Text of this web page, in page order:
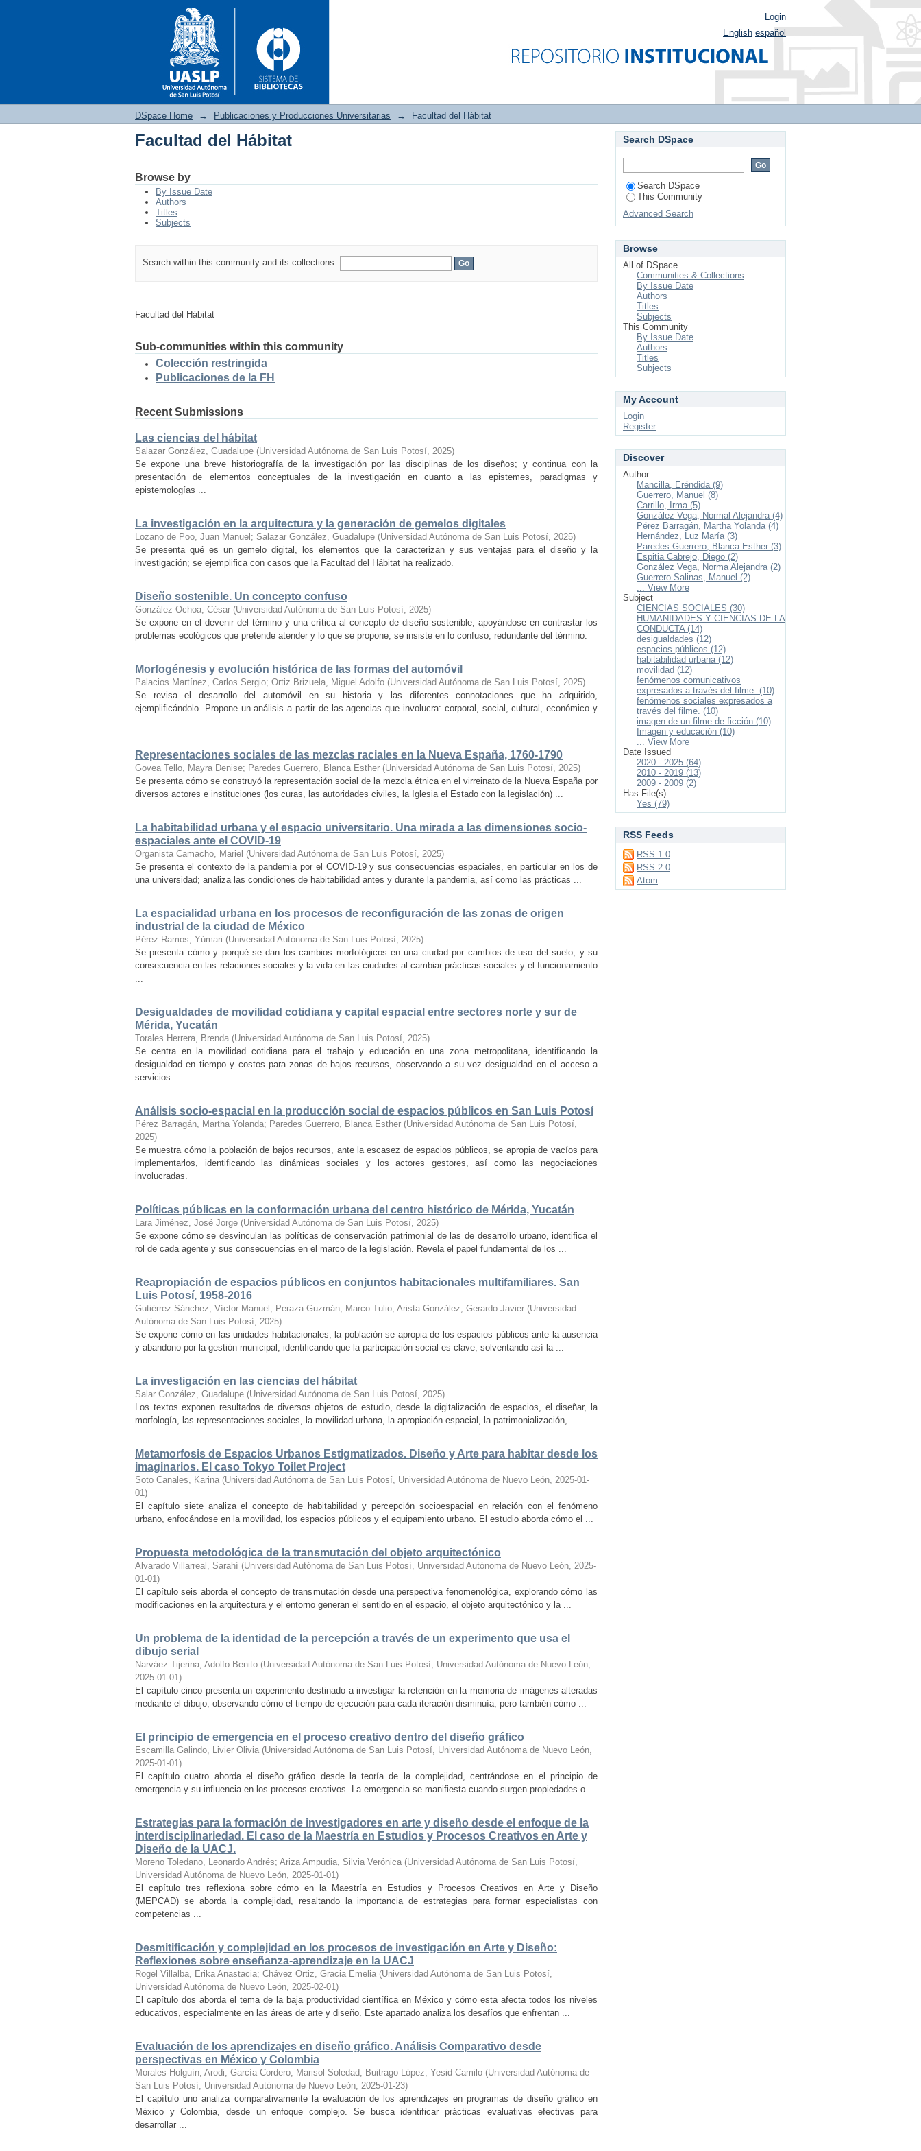
Login
English español
DSpace Home → Publicaciones y Producciones Universitarias → Facultad del Hábitat
Facultad del Hábitat
Browse by
By Issue Date
Authors
Titles
Subjects
Search within this community and its collections:
Facultad del Hábitat
Sub-communities within this community
Colección restringida
Publicaciones de la FH
Recent Submissions
Las ciencias del hábitat
Salazar González, Guadalupe (Universidad Autónoma de San Luis Potosí, 2025)
Se expone una breve historiografía de la investigación por las disciplinas de los diseños; y continua con la
presentación de elementos conceptuales de la investigación en cuanto a las epistemes, paradigmas y
epistemologías ...
La investigación en la arquitectura y la generación de gemelos digitales
Lozano de Poo, Juan Manuel ; Salazar González, Guadalupe (Universidad Autónoma de San Luis Potosí, 2025)
Se presenta qué es un gemelo digital, los elementos que la caracterizan y sus ventajas para el diseño y la
investigación; se ejemplifica con casos que la Facultad del Hábitat ha realizado.
Diseño sostenible. Un concepto confuso
González Ochoa, César (Universidad Autónoma de San Luis Potosí, 2025)
Se expone en el devenir del término y una crítica al concepto de diseño sostenible, apoyándose en contrastar los
problemas ecológicos que pretende atender y lo que se propone; se insiste en lo confuso, redundante del término.
Morfogénesis y evolución histórica de las formas del automóvil
Palacios Martínez, Carlos Sergio; Ortiz Brizuela, Miguel Adolfo (Universidad Autónoma de San Luis Potosí, 2025)
Se revisa el desarrollo del automóvil en su historia y las diferentes connotaciones que ha adquirido,
ejemplificándolo. Propone un análisis a partir de las agencias que involucra: corporal, social, cultural, económico y
...
Representaciones sociales de las mezclas raciales en la Nueva España, 1760-1790
Govea Tello, Mayra Denise; Paredes Guerrero, Blanca Esther (Universidad Autónoma de San Luis Potosí, 2025)
Se presenta cómo se construyó la representación social de la mezcla étnica en el virreinato de la Nueva España por
diversos actores e instituciones (los curas, las autoridades civiles, la Iglesia el Estado con la legislación) ...
La habitabilidad urbana y el espacio universitario. Una mirada a las dimensiones socio-
espaciales ante el COVID-19
Organista Camacho, Mariel (Universidad Autónoma de San Luis Potosí, 2025)
Se presenta el contexto de la pandemia por el COVID-19 y sus consecuencias espaciales, en particular en los de
una universidad; analiza las condiciones de habitabilidad antes y durante la pandemia, así como las prácticas ...
La espacialidad urbana en los procesos de reconfiguración de las zonas de origen
industrial de la ciudad de México
Pérez Ramos, Yúmari (Universidad Autónoma de San Luis Potosí, 2025)
Se presenta cómo y porqué se dan los cambios morfológicos en una ciudad por cambios de uso del suelo, y su
consecuencia en las relaciones sociales y la vida en las ciudades al cambiar prácticas sociales y el funcionamiento
...
Desigualdades de movilidad cotidiana y capital espacial entre sectores norte y sur de
Mérida, Yucatán
Torales Herrera, Brenda (Universidad Autónoma de San Luis Potosí, 2025)
Se centra en la movilidad cotidiana para el trabajo y educación en una zona metropolitana, identificando la
desigualdad en tiempo y costos para zonas de bajos recursos, observando a su vez desigualdad en el acceso a
servicios ...
Análisis socio-espacial en la producción social de espacios públicos en San Luis Potosí
Pérez Barragán, Martha Yolanda; Paredes Guerrero, Blanca Esther (Universidad Autónoma de San Luis Potosí,
2025)
Se muestra cómo la población de bajos recursos, ante la escasez de espacios públicos, se apropia de vacíos para
implementarlos, identificando las dinámicas sociales y los actores gestores, así como las negociaciones
involucradas.
Políticas públicas en la conformación urbana del centro histórico de Mérida, Yucatán
Lara Jiménez, José Jorge (Universidad Autónoma de San Luis Potosí, 2025)
Se expone cómo se desvinculan las políticas de conservación patrimonial de las de desarrollo urbano, identifica el
rol de cada agente y sus consecuencias en el marco de la legislación. Revela el papel fundamental de los ...
Reapropiación de espacios públicos en conjuntos habitacionales multifamiliares. San
Luis Potosí, 1958-2016
Gutiérrez Sánchez, Víctor Manuel ; Peraza Guzmán, Marco Tulio; Arista González, Gerardo Javier (Universidad
Autónoma de San Luis Potosí, 2025)
Se expone cómo en las unidades habitacionales, la población se apropia de los espacios públicos ante la ausencia
y abandono por la gestión municipal, identificando que la participación social es clave, solventando así la ...
La investigación en las ciencias del hábitat
Salar González, Guadalupe (Universidad Autónoma de San Luis Potosí, 2025)
Los textos exponen resultados de diversos objetos de estudio, desde la digitalización de espacios, el diseñar, la
morfología, las representaciones sociales, la movilidad urbana, la apropiación espacial, la patrimonialización, ...
Metamorfosis de Espacios Urbanos Estigmatizados. Diseño y Arte para habitar desde los
imaginarios. El caso Tokyo Toilet Project
Soto Canales, Karina (Universidad Autónoma de San Luis Potosí, Universidad Autónoma de Nuevo León, 2025-01-
01)
El capítulo siete analiza el concepto de habitabilidad y percepción socioespacial en relación con el fenómeno
urbano, enfocándose en la movilidad, los espacios públicos y el equipamiento urbano. El estudio aborda cómo el ...
Propuesta metodológica de la transmutación del objeto arquitectónico
Alvarado Villarreal, Sarahí (Universidad Autónoma de San Luis Potosí, Universidad Autónoma de Nuevo León, 2025-
01-01)
El capítulo seis aborda el concepto de transmutación desde una perspectiva fenomenológica, explorando cómo las
modificaciones en la arquitectura y el entorno generan el sentido en el espacio, el objeto arquitectónico y la ...
Un problema de la identidad de la percepción a través de un experimento que usa el
dibujo serial
Narváez Tijerina, Adolfo Benito (Universidad Autónoma de San Luis Potosí, Universidad Autónoma de Nuevo León,
2025-01-01)
El capítulo cinco presenta un experimento destinado a investigar la retención en la memoria de imágenes alteradas
mediante el dibujo, observando cómo el tiempo de ejecución para cada iteración disminuía, pero también cómo ...
El principio de emergencia en el proceso creativo dentro del diseño gráfico
Escamilla Galindo, Livier Olivia (Universidad Autónoma de San Luis Potosí, Universidad Autónoma de Nuevo León,
2025-01-01)
El capítulo cuatro aborda el diseño gráfico desde la teoría de la complejidad, centrándose en el principio de
emergencia y su influencia en los procesos creativos. La emergencia se manifiesta cuando surgen propiedades o ...
Estrategias para la formación de investigadores en arte y diseño desde el enfoque de la
interdisciplinariedad. El caso de la Maestría en Estudios y Procesos Creativos en Arte y
Diseño de la UACJ.
Moreno Toledano, Leonardo Andrés; Ariza Ampudia, Silvia Verónica (Universidad Autónoma de San Luis Potosí,
Universidad Autónoma de Nuevo León, 2025-01-01)
El capítulo tres reflexiona sobre cómo en la Maestría en Estudios y Procesos Creativos en Arte y Diseño
(MEPCAD) se aborda la complejidad, resaltando la importancia de estrategias para formar especialistas con
competencias ...
Desmitificación y complejidad en los procesos de investigación en Arte y Diseño:
Reflexiones sobre enseñanza-aprendizaje en la UACJ
Rogel Villalba, Erika Anastacia; Chávez Ortiz, Gracia Emelia (Universidad Autónoma de San Luis Potosí,
Universidad Autónoma de Nuevo León, 2025-02-01)
El capítulo dos aborda el tema de la baja productividad científica en México y cómo esta afecta todos los niveles
educativos, especialmente en las áreas de arte y diseño. Este apartado analiza los desafíos que enfrentan ...
Evaluación de los aprendizajes en diseño gráfico. Análisis Comparativo desde
perspectivas en México y Colombia
Morales-Holguín, Arodi; García Cordero, Marisol Soledad; Buitrago López, Yesid Camilo (Universidad Autónoma de
San Luis Potosí, Universidad Autónoma de Nuevo León, 2025-01-23)
El capítulo uno analiza comparativamente la evaluación de los aprendizajes en programas de diseño gráfico en
México y Colombia, desde un enfoque complejo. Se busca identificar prácticas evaluativas efectivas para
desarrollar ...
Search DSpace
Search DSpace
This Community
Advanced Search
Browse
All of DSpace
Communities & Collections
By Issue Date
Authors
Titles
Subjects
This Community
By Issue Date
Authors
Titles
Subjects
My Account
Login
Register
Discover
Author
Mancilla, Eréndida (9)
Guerrero, Manuel (8)
Carrillo, Irma (5)
González Vega, Normal Alejandra (4)
Pérez Barragán, Martha Yolanda (4)
Hernández, Luz Marí­a (3)
Paredes Guerrero, Blanca Esther (3)
Espitia Cabrejo, Diego (2)
González Vega, Norma Alejandra (2)
Guerrero Salinas, Manuel (2)
... View More
Subject
CIENCIAS SOCIALES (30)
HUMANIDADES Y CIENCIAS DE LA
CONDUCTA (14)
desigualdades (12)
espacios públicos (12)
habitabilidad urbana (12)
movilidad (12)
fenómenos comunicativos
expresados a través del filme. (10)
fenómenos sociales expresados a
través del filme. (10)
imagen de un filme de ficción (10)
Imagen y educación (10)
... View More
Date Issued
2020 - 2025 (64)
2010 - 2019 (13)
2009 - 2009 (2)
Has File(s)
Yes (79)
RSS Feeds
RSS 1.0
RSS 2.0
Atom